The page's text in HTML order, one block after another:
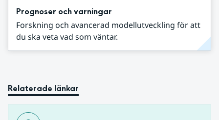
Prognoser och varningar
Forskning och avancerad modellutveckling för att
du ska veta vad som väntar.
Relaterade länkar